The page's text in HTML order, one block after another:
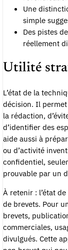
Une
simple
Des pistes
réellement
Utilité
L’état de la
décision. Il permet
la rédaction,
d’identifier des
aide aussi à
ou d’activité
confidentiel,
prouvable par un
À retenir : l’état
de brevets. Pour
brevets,
commerciales,
divulgués. Cette